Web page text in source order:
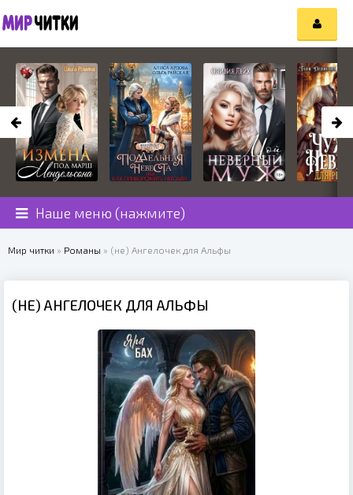
Наше меню (нажмите)
Мир читки » Романы » (не) Ангелочек для Альфы
(НЕ) АНГЕЛОЧЕК ДЛЯ АЛЬФЫ